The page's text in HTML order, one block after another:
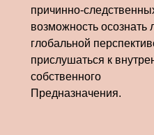
причинно-
возможность осознать
глобальной
прислушаться к
собственного
Предназначения.